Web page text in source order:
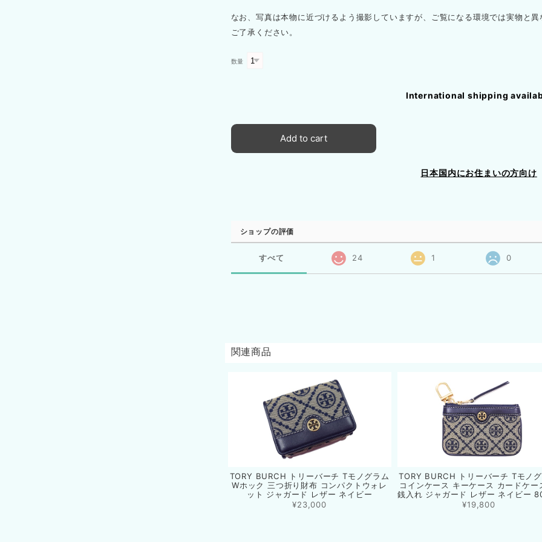
なお、写真は本物に近づけるよう撮影していますが、ご覧になる環境では実物と異
ご了承ください。
数量
International shipping
Add to cart
日本国内にお住まいの方向け
ショップの評価
すべて 24 1 0
関連商品
TORY BURCH トリーバーチ Tモノグラム
Wホック 三つ折り財布 コンパクトウォレ
ット ジャガード レザー ネイビー
¥23,000
TORY BURCH トリーバーチ Tモノ
コインケース キーケース カードケー
銭入れ ジャガード レザー ネイビー
¥19,800